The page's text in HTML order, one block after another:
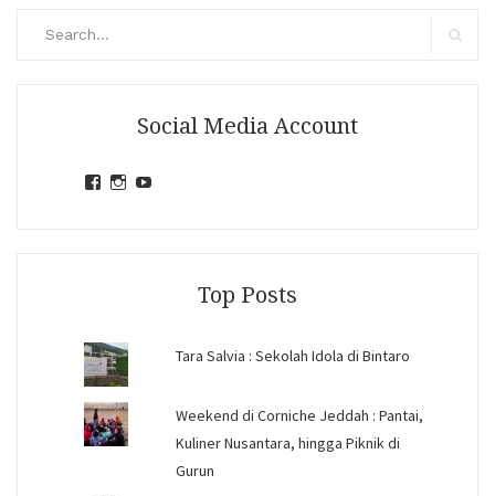
Social Media Account
ViewView
Top Posts
Tara Salvia : Sekolah Idola di Bintaro
Weekend di Corniche Jeddah : Pantai,
Kuliner Nusantara, hingga Piknik di
Gurun